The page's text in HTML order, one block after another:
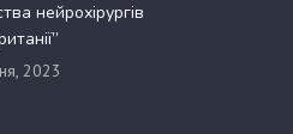
нейрохірургів
2023